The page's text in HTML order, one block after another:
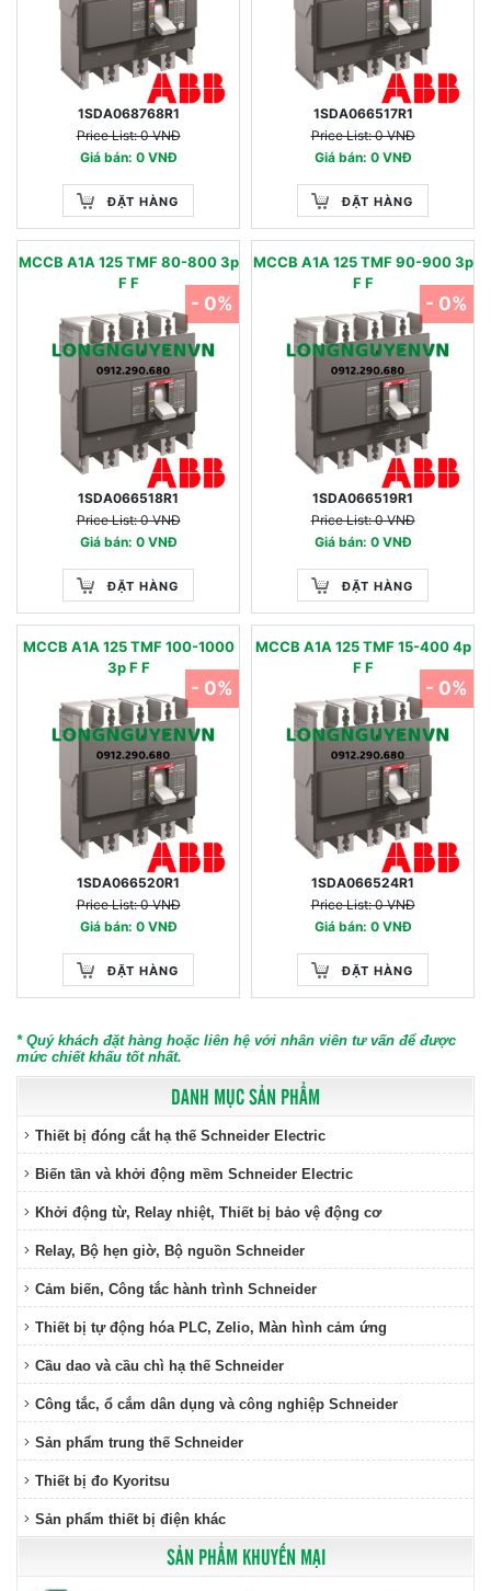
DANH MỤC SẢN PHẨM
Thiết bị đóng cắt hạ thế Schneider Electric
Biến tần và khởi động mềm Schneider Electric
Khởi động từ, Relay nhiệt, Thiết bị bảo vệ động cơ
Relay, Bộ hẹn giờ, Bộ nguồn Schneider
Cảm biến, Công tắc hành trình Schneider
Thiết bị tự động hóa PLC, Zelio, Màn hình cảm ứng
Cầu dao và cầu chì hạ thế Schneider
Công tắc, ổ cắm dân dụng và công nghiệp Schneider
Sản phẩm trung thế Schneider
Thiết bị đo Kyoritsu
Sản phẩm thiết bị điện khác
SẢN PHẨM KHUYẾN MẠI
1SDA068768R1
Price List: 0 VNĐ
Giá bán: 0 VNĐ
ĐẶT HÀNG
1SDA066517R1
Price List: 0 VNĐ
Giá bán: 0 VNĐ
ĐẶT HÀNG
MCCB A1A 125 TMF 80-800 3p
F F
1SDA066518R1
Price List: 0 VNĐ
Giá bán: 0 VNĐ
ĐẶT HÀNG
- 0%
MCCB A1A 125 TMF 90-900 3p
F F
1SDA066519R1
Price List: 0 VNĐ
Giá bán: 0 VNĐ
ĐẶT HÀNG
- 0%
MCCB A1A 125 TMF 100-1000
3p F F
1SDA066520R1
Price List: 0 VNĐ
Giá bán: 0 VNĐ
ĐẶT HÀNG
- 0%
MCCB A1A 125 TMF 15-400 4p
F F
1SDA066524R1
Price List: 0 VNĐ
Giá bán: 0 VNĐ
ĐẶT HÀNG
- 0%
* Quý khách đặt hàng hoặc liên hệ với nhân viên tư vấn để được
mức chiết khấu tốt nhất.